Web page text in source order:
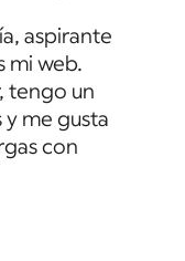
aspirante
mi web.
tengo un
y me gusta
con